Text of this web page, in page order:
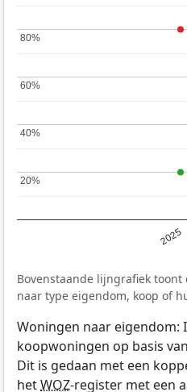
2025
20%
20%
40%
40%
60%
60%
80%
80%
Bovenstaande lijngrafiek
naar type eigendom, koop of
Woningen naar
koopwoningen op basis
Dit is gedaan met een
hetWOZ-register met een